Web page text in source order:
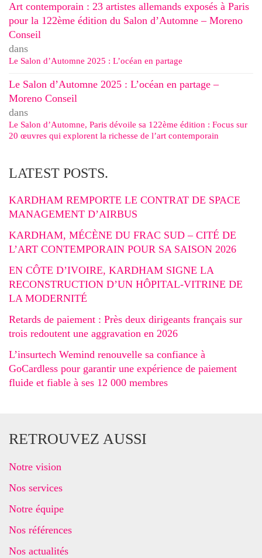
Art contemporain : 23 artistes allemands exposés à Paris
pour la 122ème édition du Salon d’Automne – Moreno
Conseil
dans
Le Salon d’Automne 2025 : L’océan en partage
Le Salon d’Automne 2025 : L’océan en partage –
Moreno Conseil
dans
Le Salon d’Automne, Paris dévoile sa 122ème édition : Focus sur
20 œuvres qui explorent la richesse de l’art contemporain
LATEST POSTS.
KARDHAM REMPORTE LE CONTRAT DE SPACE
MANAGEMENT D’AIRBUS
KARDHAM, MÉCÈNE DU FRAC SUD – CITÉ DE
L’ART CONTEMPORAIN POUR SA SAISON 2026
EN CÔTE D’IVOIRE, KARDHAM SIGNE LA
RECONSTRUCTION D’UN HÔPITAL-VITRINE DE
LA MODERNITÉ
Retards de paiement : Près deux dirigeants français sur
trois redoutent une aggravation en 2026
L’insurtech Wemind renouvelle sa confiance à
GoCardless pour garantir une expérience de paiement
fluide et fiable à ses 12 000 membres
RETROUVEZ AUSSI
Notre vision
Nos services
Notre équipe
Nos références
Nos actualités